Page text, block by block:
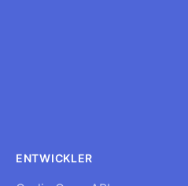
ENTWICKLER